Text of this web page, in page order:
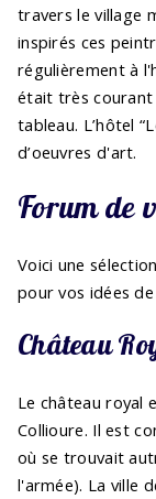
travers le village
inspirés ces
régulièrement à
était très courant
tableau. L’hôtel
d’oeuvres d'art.
Forum de
Voici une
pour vos idées
Château
Le château royal
Collioure. Il est
où se trouvait
l'armée). La ville